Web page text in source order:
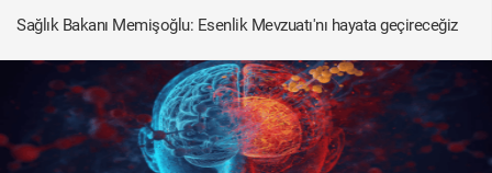
Sağlık Bakanı Memişoğlu: Esenlik Mevzuatı'nı hayata geçireceğiz